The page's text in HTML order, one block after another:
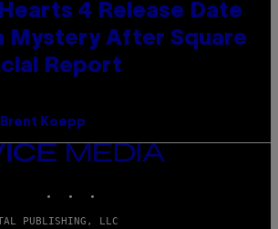
4 Release Date
Mystery After Square
Report
Brent Koepp
PUBLISHING, LLC